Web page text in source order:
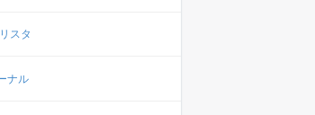
スタ
ナル